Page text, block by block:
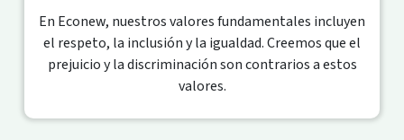
En Econew, nuestros valores fundamentales incluyen
el respeto, la inclusión y la igualdad. Creemos que el
prejuicio y la discriminación son contrarios a estos
valores.